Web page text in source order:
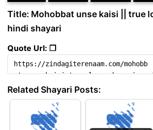
Title: Mohobbat unse kaisi || true
hindi shayari
Quote Url: ❐
Related Shayari Posts: